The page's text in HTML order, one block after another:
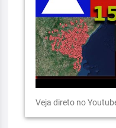
Veja direto no